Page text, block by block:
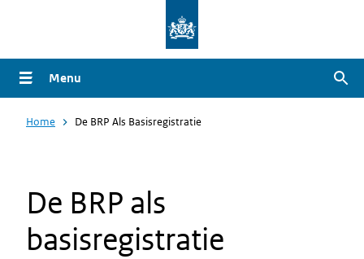
naar
de
gaan
Menu
Home De BRP Als Basisregistratie
De BRP als
basisregistratie